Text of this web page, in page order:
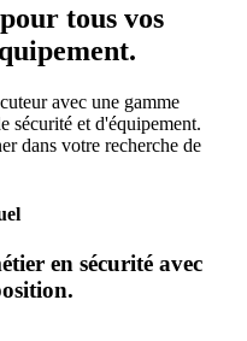
tous vos
avec une gamme
sécurité et d'équipement.
dans votre recherche de
en sécurité avec